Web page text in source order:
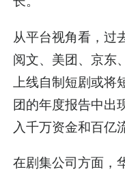
长。
从平台视角看，过
阅文、美团、京东
上线自制短剧或将
团的年度报告中出
入千万资金和百亿
在剧集公司方面，